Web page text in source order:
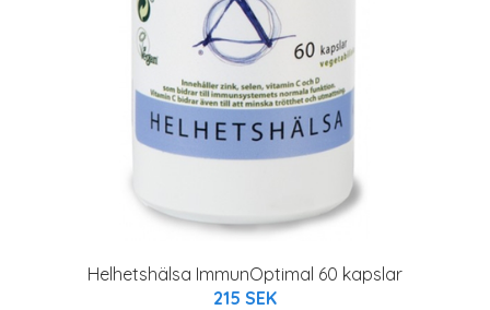
Helhetshälsa ImmunOptimal 60 kapslar
215 SEK